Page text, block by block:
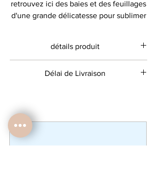
retrouvez ici des baies et des feuillages
d'une grande délicatesse pour sublimer
détails produit
Lavage à 30 degrés, pas de sèche-linge.
Délai de Livraison